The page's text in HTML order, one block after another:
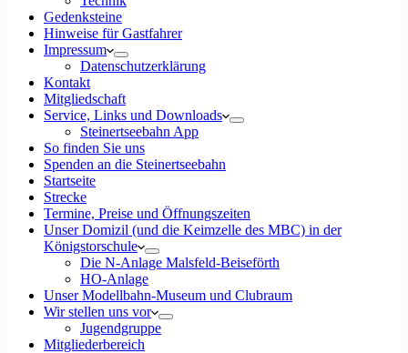
Gedenksteine
Hinweise für Gastfahrer
Impressum
Datenschutzerklärung
Kontakt
Mitgliedschaft
Service, Links und Downloads
Steinertseebahn App
So finden Sie uns
Spenden an die Steinertseebahn
Startseite
Strecke
Termine, Preise und Öffnungszeiten
Unser Domizil (und die Keimzelle des MBC) in der
Königstorschule
Die N-Anlage Malsfeld-Beiseförth
HO-Anlage
Unser Modellbahn-Museum und Clubraum
Wir stellen uns vor
Jugendgruppe
Mitgliederbereich